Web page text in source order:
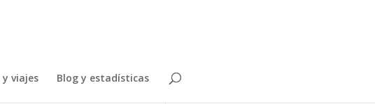
y viajes Blog y estadísticas